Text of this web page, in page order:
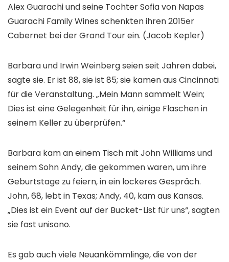
Alex Guarachi und seine Tochter Sofia von Napas
Guarachi Family Wines schenkten ihren 2015er
Cabernet bei der Grand Tour ein. (Jacob Kepler)
Barbara und Irwin Weinberg seien seit Jahren dabei,
sagte sie. Er ist 88, sie ist 85; sie kamen aus Cincinnati
für die Veranstaltung. „Mein Mann sammelt Wein;
Dies ist eine Gelegenheit für ihn, einige Flaschen in
seinem Keller zu überprüfen.“
Barbara kam an einem Tisch mit John Williams und
seinem Sohn Andy, die gekommen waren, um ihre
Geburtstage zu feiern, in ein lockeres Gespräch.
John, 68, lebt in Texas; Andy, 40, kam aus Kansas.
„Dies ist ein Event auf der Bucket-List für uns“, sagten
sie fast unisono.
Es gab auch viele Neuankömmlinge, die von der